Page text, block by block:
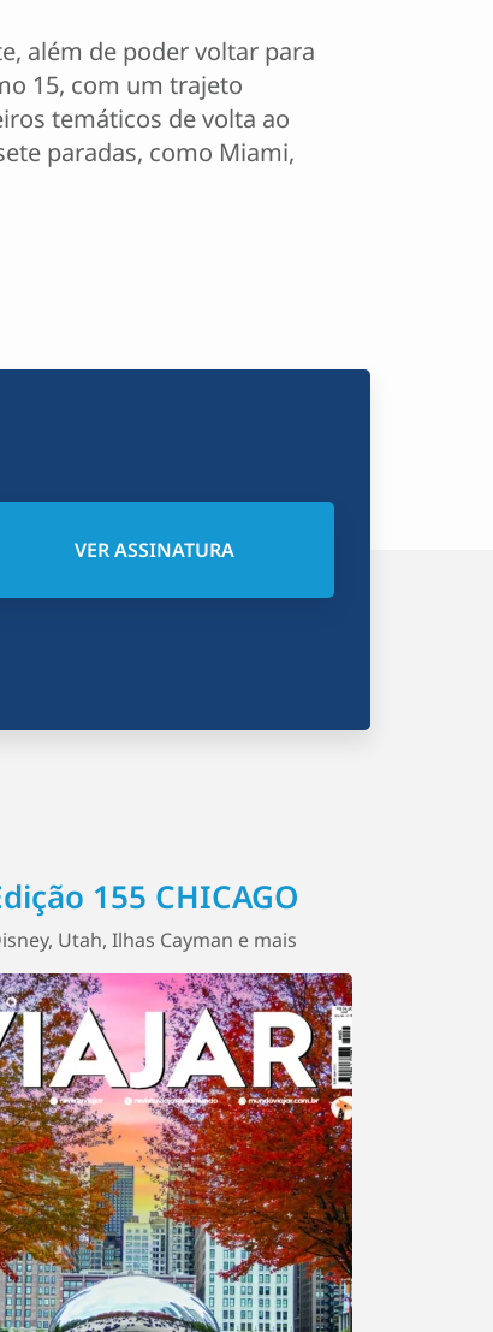
além de poder voltar para
15, com um trajeto
temáticos de volta ao
paradas, como Miami,
VER ASSINATURA
155 CHICAGO
Utah, Ilhas Cayman e mais